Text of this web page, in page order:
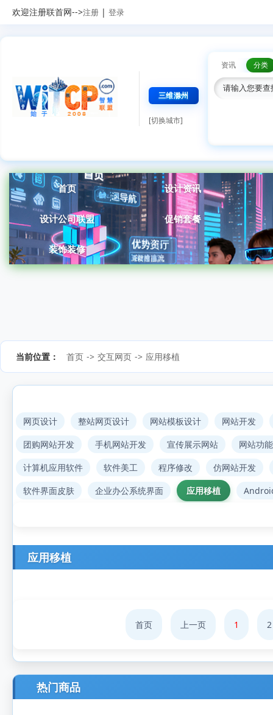
欢迎注册联首网-->注册 | 登录
三维滁州
[切换城市]
资讯 分类
首页 设计资讯
设计公司联盟 促销套餐
装饰装修
当前位置： 首页 -> 交互网页 -> 应用移植
网页设计 整站网页设计 网站模板设计
网站开发
团购网站开发
手机网站开发 宣传展示网站
网站功
计算机应用软件
软件美工 程序修改
仿网站开发
软件界面皮肤
企业办公系统界面 应用移植
应用移植
首页 上一页 1 2
热门商品